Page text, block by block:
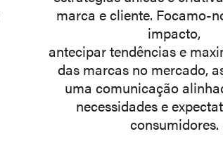
marca e cliente. Focamo-
impacto,
antecipar tendências e
das marcas no mercado,
uma comunicação
necessidades e
consumidores.